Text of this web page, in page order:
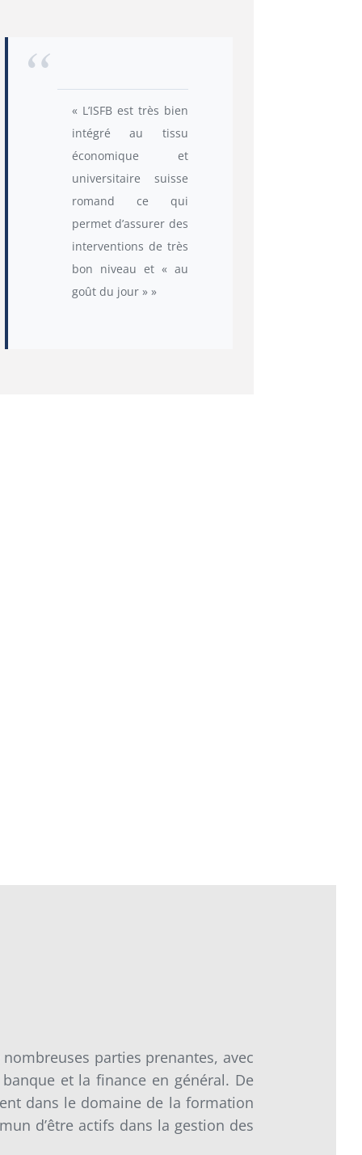
« L’ISFB est très bien
intégré au tissu
économique et
universitaire suisse
romand ce qui
permet d’assurer des
interventions de très
bon niveau et « au
goût du jour » »
nombreuses parties prenantes, avec
et la finance en général. De
dans le domaine de la formation
d’être actifs dans la gestion des